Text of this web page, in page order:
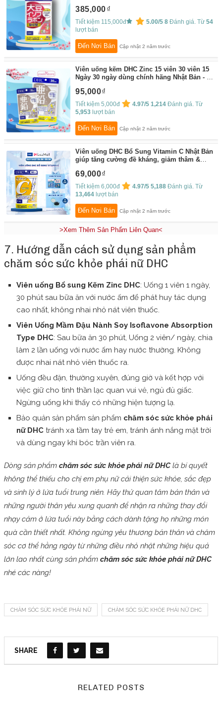
Cosin Store
385,000
Tiết kiệm 115,000đ 5.00/5 8 Đánh giá. Từ54
lượt bán
Đến Nơi Bán Cập nhật 2 năm trước
Viên uống kẽm DHC Zinc 15 viên 30 viên 15
Ngày 30 ngày dùng chính hãng Nhật Bản - Hỗ
Cosin Store
95,000
Tiết kiệm 5,000đ 4.97/5 1,214 Đánh giá. Từ
5,953 lượt bán
Đến Nơi Bán Cập nhật 2 năm trước
Viên uống DHC Bổ Sung Vitamin C Nhật Bản
giúp tăng cường đề kháng, giảm thâm &
69,000
Tiết kiệm 6,000đ 4.97/5 5,188 Đánh giá. Từ
13,464 lượt bán
Đến Nơi Bán Cập nhật 2 năm trước
>Xem Thêm Sản Phẩm Liên Quan<
7. Hướng dẫn cách sử dụng sản phẩm
chăm sóc sức khỏe phái nữ DHC
Viên uống Bổ sung Kẽm Zinc DHC: Uống 1 viên 1 ngày,
30 phút sau bữa ăn với nước ấm để phát huy tác dụng
cao nhất, không nhai nhỏ nát viên thuốc.
Viên Uống Mầm Đậu Nành Soy Isoflavone Absorption
Type DHC: Sau bữa ăn 30 phút, Uống 2 viên/ ngày, chia
làm 2 lần uống với nước ấm hay nước thường. Không
được nhai nát nhỏ viên thuốc ra.
Uống đều đặn, thường xuyên, đúng giờ và kết hợp với
việc giữ cho tinh thần lạc quan vui vẻ, ngủ đủ giấc.
Ngừng uống khi thấy có những hiện tượng lạ.
Bảo quản sản phẩm sản phẩm chăm sóc sức khỏe phái
nữ DHC tránh xa tầm tay trẻ em, tránh ánh nắng mặt trời
và dùng ngay khi bóc trần viên ra.
Dòng sản phẩm chăm sóc sức khỏe phái nữ DHC là bí quyết
không thể thiếu cho chị em phụ nữ cải thiện sức khỏe, sắc đẹp
và sinh lý ở lứa tuổi trung niên. Hãy thử quan tâm bản thân và
những người thân yêu xung quanh để nhận ra những thay đổi
nhạy cảm ở lứa tuổi này bằng cách dành tặng họ những món
quà cần thiết nhất. Không ngừng yêu thương bản thân và chăm
sóc cơ thể hằng ngày từ những điều nhỏ nhặt những hiệu quả
lớn lao nhất cùng sản phẩm chăm sóc sức khỏe phái nữ DHC
nhé các nàng!
CHĂM SÓC SỨC KHỎE PHÁI NỮ CHĂM SÓC SỨC KHỎE PHÁI NỮ DHC
SHARE
RELATED POSTS